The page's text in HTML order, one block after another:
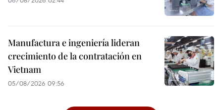
Manufactura e ingeniería lideran
crecimiento de la contratación en
Vietnam
05/08/2026 09:56